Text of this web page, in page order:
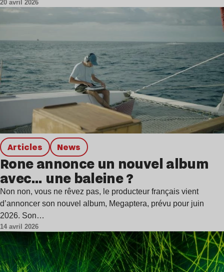
20 avril 2026
Articles news
Rone annonce un nouvel album
avec… une baleine ?
Non non, vous ne rêvez pas, le producteur français vient
d’annoncer son nouvel album, Megaptera, prévu pour juin
2026. Son…
14 avril 2026